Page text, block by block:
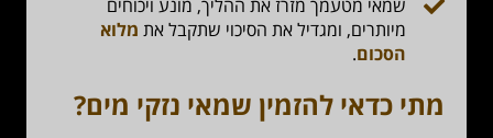
שמאי מטעמך מזרז את ההליך, מונע ויכוחים
מיותרים, ומגדיל את הסיכוי שתקבל את מלוא
הסכום.
מתי כדאי להזמין שמאי נזקי מים?